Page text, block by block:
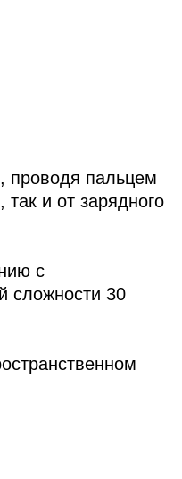
проводя пальцем
и от зарядного
с
сложности 30